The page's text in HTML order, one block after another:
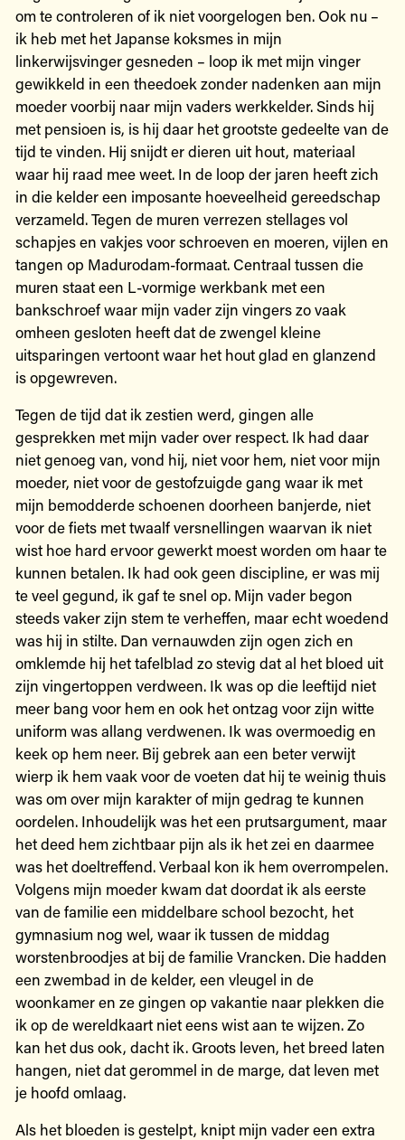
om te controleren of ik niet voorgelogen ben. Ook nu –
ik heb met het Japanse koksmes in mijn
linkerwijsvinger gesneden – loop ik met mijn vinger
gewikkeld in een theedoek zonder nadenken aan mijn
moeder voorbij naar mijn vaders werkkelder. Sinds hij
met pensioen is, is hij daar het grootste gedeelte van de
tijd te vinden. Hij snijdt er dieren uit hout, materiaal
waar hij raad mee weet. In de loop der jaren heeft zich
in die kelder een imposante hoeveelheid gereedschap
verzameld. Tegen de muren verrezen stellages vol
schapjes en vakjes voor schroeven en moeren, vijlen en
tangen op Madurodam-formaat. Centraal tussen die
muren staat een L-vormige werkbank met een
bankschroef waar mijn vader zijn vingers zo vaak
omheen gesloten heeft dat de zwengel kleine
uitsparingen vertoont waar het hout glad en glanzend
is opgewreven.
Tegen de tijd dat ik zestien werd, gingen alle
gesprekken met mijn vader over respect. Ik had daar
niet genoeg van, vond hij, niet voor hem, niet voor mijn
moeder, niet voor de gestofzuigde gang waar ik met
mijn bemodderde schoenen doorheen banjerde, niet
voor de fiets met twaalf versnellingen waarvan ik niet
wist hoe hard ervoor gewerkt moest worden om haar te
kunnen betalen. Ik had ook geen discipline, er was mij
te veel gegund, ik gaf te snel op. Mijn vader begon
steeds vaker zijn stem te verheffen, maar echt woedend
was hij in stilte. Dan ­vernauwden zijn ogen zich en
omklemde hij het tafelblad zo stevig dat al het bloed uit
zijn vingertoppen verdween. Ik was op die leeftijd niet
meer bang voor hem en ook het ontzag voor zijn witte
uniform was allang verdwenen. Ik was overmoedig en
keek op hem neer. Bij gebrek aan een beter verwijt
wierp ik hem vaak voor de voeten dat hij te weinig thuis
was om over mijn karakter of mijn gedrag te kunnen
oordelen. Inhoudelijk was het een prutsargument, maar
het deed hem zichtbaar pijn als ik het zei en daarmee
was het doeltreffend. Verbaal kon ik hem overrompelen.
Volgens mijn moeder kwam dat doordat ik als eerste
van de familie een middelbare school bezocht, het
gymnasium nog wel, waar ik tussen de middag
worstenbroodjes at bij de familie Vrancken. Die hadden
een zwembad in de kelder, een vleugel in de
woonkamer en ze gingen op vakantie naar plekken die
ik op de wereldkaart niet eens wist aan te wijzen. Zo
kan het dus ook, dacht ik. Groots leven, het breed laten
hangen, niet dat gerommel in de marge, dat leven met
je hoofd omlaag.
Als het bloeden is gestelpt, knipt mijn vader een extra